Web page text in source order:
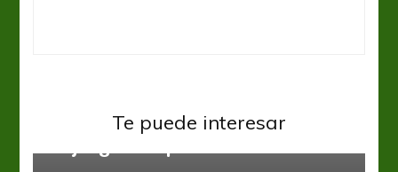
Te puede interesar
Fútbol Femenino Liga de La Costa
Fútbol Femenino Liga Santafesina
Liga Santafesina: La primera final